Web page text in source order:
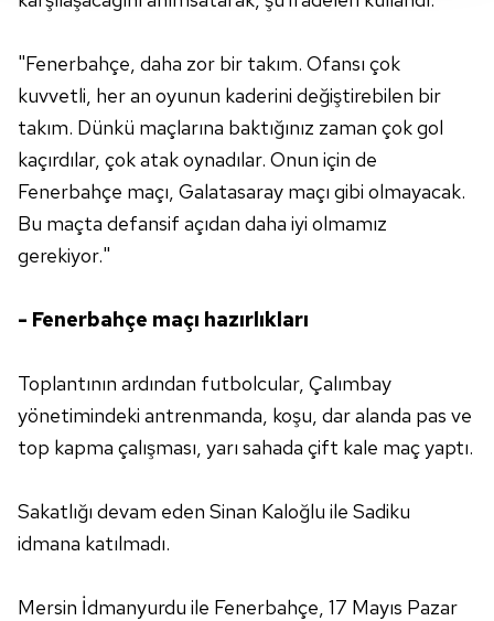
Sizlere daha iyi bir hizmet sunabilmek için İnternet
Sitemizde kendimize ve üçüncü kişilere ait çerezler
kullanılmaktadır. Bu çerezler vasıtasıyla çeşitli kişisel
verileriniz işlenmekte olup gerekli olan çerezler bilgi
kullanılmaktadır. Diğer çerezler, sitemizin daha işlevsel
kılınması ve kişiselleştirilmesi ve sizlere yönelik
reklam/pazarlama faaliyetlerinin yapılması, amaçlarıyla
Çerezlere ilişkin tercihlerinizi aşağıda yer alan panel
için Ayarlar butonuna tıklayabilir,Çerez Bilgilendirme
Metnimiziziyaret edebilirsiniz.
ilgili mevzuata uygun olarak kullanılan çerezlerle ilgili bilgi
almak için lütfentıklayınız
"Fenerbahçe, daha zor bir takım. Ofansı çok
kuvvetli, her an oyunun kaderini değiştirebilen bir
takım. Dünkü maçlarına baktığınız zaman çok gol
kaçırdılar, çok atak oynadılar. Onun için de
Fenerbahçe maçı, Galatasaray maçı gibi olmayacak.
Bu maçta defansif açıdan daha iyi olmamız
gerekiyor."
- Fenerbahçe maçı hazırlıkları
Toplantının ardından futbolcular, Çalımbay
yönetimindeki antrenmanda, koşu, dar alanda pas ve
top kapma çalışması, yarı sahada çift kale maç yaptı.
Sakatlığı devam eden Sinan Kaloğlu ile Sadiku
idmana katılmadı.
Mersin İdmanyurdu ile Fenerbahçe, 17 Mayıs Pazar